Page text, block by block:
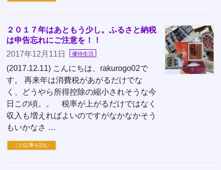
２０１７年はあともう少し。ふるさと納税
は申告忘れにご注意を！！
2017年12月11日
優待生活
(2017.12.11) こんにちは、rakurogo02で
す。 再来年は消費税があがるだけでな
く、どうやら所得控除の縮小されそうな今
日この頃。。 税率が上がるだけではなく
収入も増えればよいのですがなかなかそう
もいかなさ …
この記事を読む